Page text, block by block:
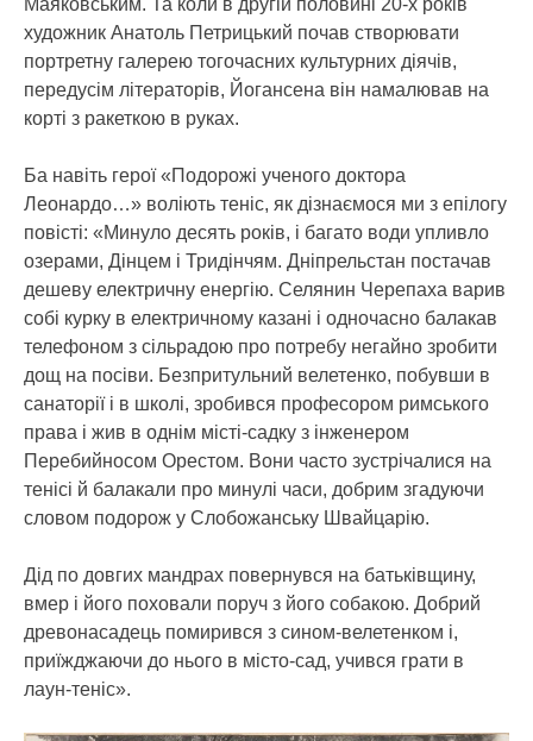
Маяковським. Та коли в другій половині 20-х років
художник Анатоль Петрицький почав створювати
портретну галерею тогочасних культурних діячів,
передусім літераторів, Йогансена він намалював на
корті з ракеткою в руках.
Ба навіть герої «Подорожі ученого доктора
Леонардо…» воліють теніс, як дізнаємося ми з епілогу
повісті: «Минуло десять років, і багато води упливло
озерами, Дінцем і Тридінчям. Дніпрельстан постачав
дешеву електричну енергію. Селянин Черепаха варив
собі курку в електричному казані і одночасно балакав
телефоном з сільрадою про потребу негайно зробити
дощ на посіви. Безпритульний велетенко, побувши в
санаторії і в школі, зробився професором римського
права і жив в однім місті-садку з інженером
Перебийносом Орестом. Вони часто зустрічалися на
тенісі й балакали про минулі часи, добрим згадуючи
словом подорож у Слобожанську Швайцарію.
Дід по довгих мандрах повернувся на батьківщину,
вмер і його поховали поруч з його собакою. Добрий
древонасадець помирився з сином-велетенком і,
приїжджаючи до нього в місто-сад, учився грати в
лаун-теніс».